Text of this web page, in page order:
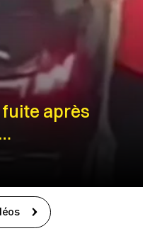
fuite après